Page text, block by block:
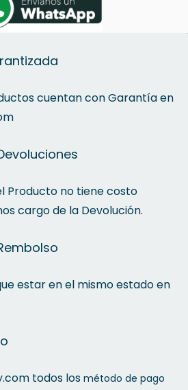
cuentan con Garantía en
Producto no tiene costo
cargo de la Devolución.
estar en el mismo estado en
todos los método de pago